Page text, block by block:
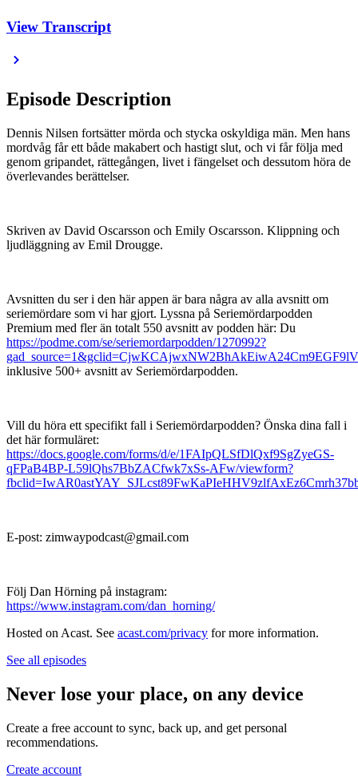
View Transcript
Episode Description
Dennis Nilsen fortsätter mörda och stycka oskyldiga män. Men hans
mordvåg får ett både makabert och hastigt slut, och vi får följa med
genom gripandet, rättegången, livet i fängelset och dessutom höra de
överlevandes berättelser.
Skriven av David Oscarsson och Emily Oscarsson. Klippning och
ljudläggning av Emil Drougge.
Avsnitten du ser i den här appen är bara några av alla avsnitt om
seriemördare som vi har gjort. Lyssna på Seriemördarpodden
Premium med fler än totalt 550 avsnitt av podden här: Du
https://podme.com/se/seriemordarpodden/1270992?
inklusive 500+ avsnitt av Seriemördarpodden.
Vill du höra ett specifikt fall i Seriemördarpodden? Önska dina fall i
det här formuläret:
https://docs.google.com/forms/d/e/1FAIpQLSfDlQxf9SgZyeGS-
qFPaB4BP-L59lQhs7BbZACfwk7xSs-AFw/viewform?
E-post: zimwaypodcast@gmail.com
Följ Dan Hörning på instagram:
https://www.instagram.com/dan_horning/
Hosted on Acast. See acast.com/privacy for more information.
See all episodes
Never lose your place, on any device
Create a free account to sync, back up, and get personal
recommendations.
Create account